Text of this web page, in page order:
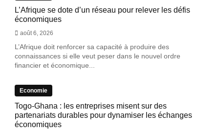
L’Afrique se dote d’un réseau pour relever les défis
économiques
août 6, 2026
L’Afrique doit renforcer sa capacité à produire des
connaissances si elle veut peser dans le nouvel ordre
financier et économique...
Economie
Togo-Ghana : les entreprises misent sur des
partenariats durables pour dynamiser les échanges
économiques